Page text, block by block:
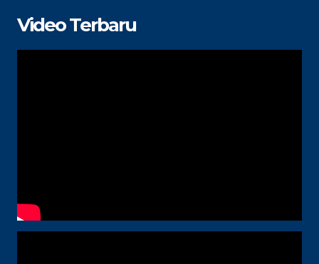
Video Terbaru